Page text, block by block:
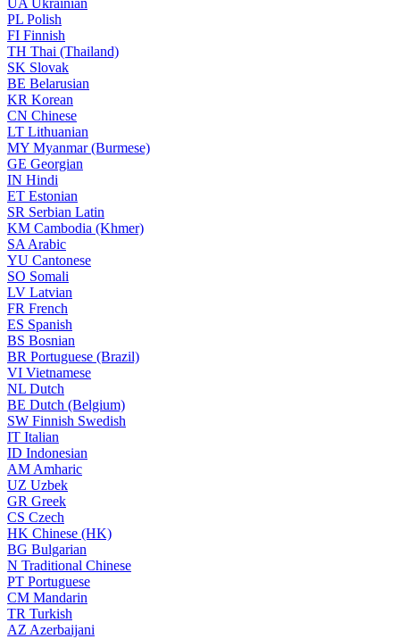
UA Ukrainian
PL Polish
FI Finnish
TH Thai (Thailand)
SK Slovak
BE Belarusian
KR Korean
CN Chinese
LT Lithuanian
MY Myanmar (Burmese)
GE Georgian
IN Hindi
ET Estonian
SR Serbian Latin
KM Cambodia (Khmer)
SA Arabic
YU Cantonese
SO Somali
LV Latvian
FR French
ES Spanish
BS Bosnian
BR Portuguese (Brazil)
VI Vietnamese
NL Dutch
BE Dutch (Belgium)
SW Finnish Swedish
IT Italian
ID Indonesian
AM Amharic
UZ Uzbek
GR Greek
CS Czech
HK Chinese (HK)
BG Bulgarian
N Traditional Chinese
PT Portuguese
CM Mandarin
TR Turkish
AZ Azerbaijani